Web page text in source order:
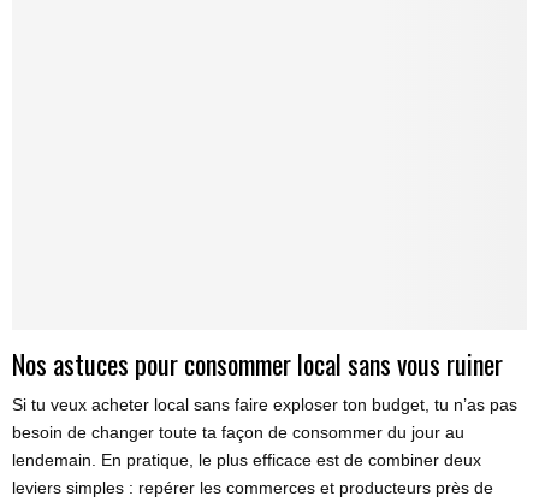
Nos astuces pour consommer local sans vous ruiner
Si tu veux acheter local sans faire exploser ton budget, tu n’as pas
besoin de changer toute ta façon de consommer du jour au
lendemain. En pratique, le plus efficace est de combiner deux
leviers simples : repérer les commerces et producteurs près de